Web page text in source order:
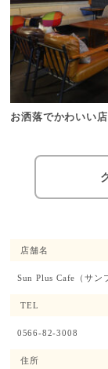
お洒落でかわいい
店舗名
Sun Plus Cafe（サン
TEL
0566-82-3008
住所